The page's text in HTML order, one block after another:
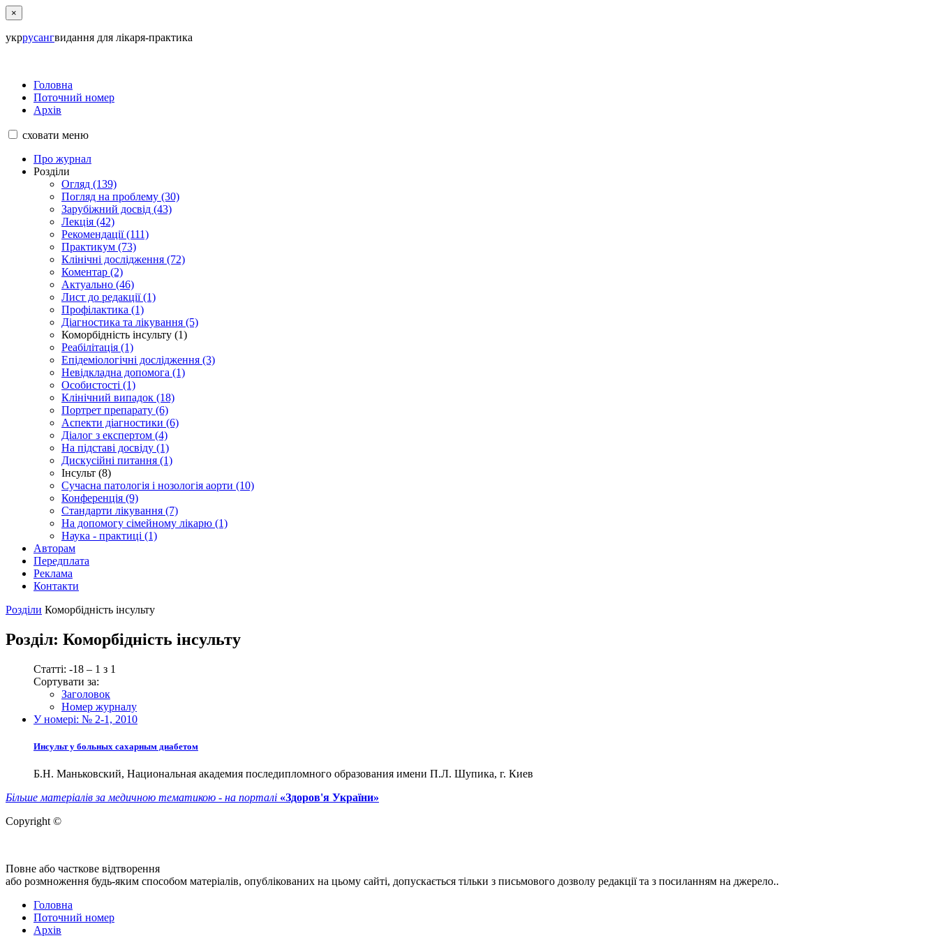
×
укррусангвидання для лікаря-практика
Головна
Поточний номер
Архів
сховати меню
Про журнал
Розділи
Огляд (139)
Погляд на проблему (30)
Зарубіжний досвід (43)
Лекція (42)
Рекомендації (111)
Практикум (73)
Клінічні дослідження (72)
Коментар (2)
Актуально (46)
Лист до редакції (1)
Профілактика (1)
Діагностика та лікування (5)
Коморбідність інсульту (1)
Реабілітація (1)
Епідеміологічні дослідження (3)
Невідкладна допомога (1)
Особистості (1)
Клінічний випадок (18)
Портрет препарату (6)
Аспекти діагностики (6)
Діалог з експертом (4)
На підставі досвіду (1)
Дискусійні питання (1)
Інсульт (8)
Сучасна патологія і нозологія аорти (10)
Конференція (9)
Стандарти лікування (7)
На допомогу сімейному лікарю (1)
Наука - практиці (1)
Авторам
Передплата
Реклама
Контакти
Розділи Коморбідність інсульту
Розділ: Коморбідність інсульту
Статті: -18 – 1 з 1
Сортувати за:
Заголовок
Номер журналу
У номері: № 2-1, 2010
Инсульт у больных сахарным диабетом
Б.Н. Маньковский, Национальная академия последипломного образования имени П.Л. Шупика, г. Киев
Більше матеріалів за медичною тематикою - на порталі «Здоров'я України»
Copyright ©
Повне або часткове відтворення
або розмноження будь-яким способом матеріалів, опублікованих на цьому сайті, допускається тільки з письмового дозволу редакції та з посиланням на джерело..
Головна
Поточний номер
Архів